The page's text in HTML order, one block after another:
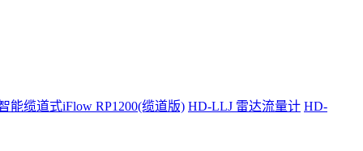
能缆道式iFlow RP1200(缆道版) HD-LLJ 雷达流量计 HD-